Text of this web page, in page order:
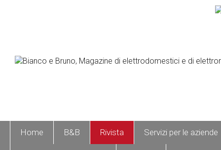
Home B&B Rivista Servizi per le aziende